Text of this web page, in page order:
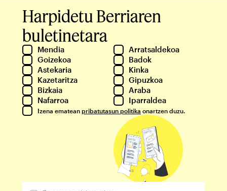
Harpidetu Berriaren
buletinetara
Mendia
Arratsaldekoa
Goizekoa
Badok
Astekaria
Kinka
Kazetaritza
Gipuzkoa
Bizkaia
Araba
Nafarroa
Iparraldea
Izena ematean pribatutasun politika onartzen duzu.